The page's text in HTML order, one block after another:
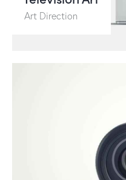
Art Direction